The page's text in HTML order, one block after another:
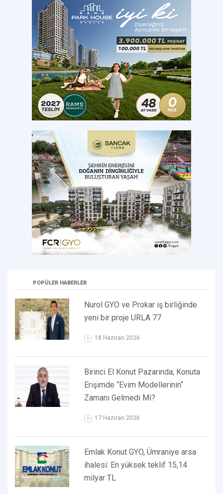
POPÜLER HABERLER
Nurol GYO ve Prokar iş birliğinde
yeni bir proje URLA 77
18 Haziran 2026
Birinci El Konut Pazarında; Konuta
Erişimde “Evim Modellerinin“
Zamanı Gelmedi Mi?
17 Haziran 2026
Emlak Konut GYO, Ümraniye arsa
ihalesi: En yüksek teklif 15,14
milyar TL